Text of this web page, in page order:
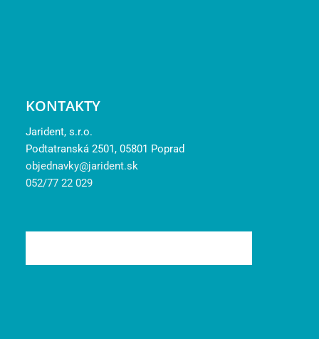
KONTAKTY
Jarident, s.r.o.
Podtatranská 2501, 05801 Poprad
objednavky@jarident.sk
052/77 22 029